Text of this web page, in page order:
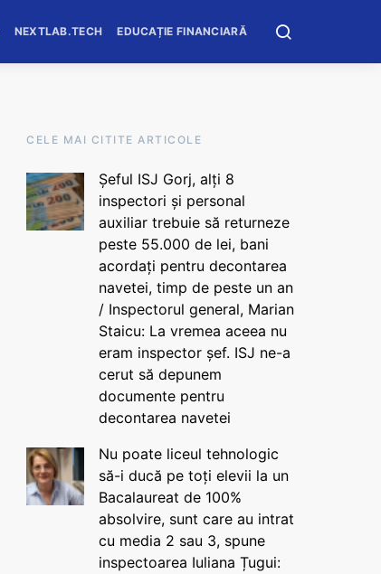
NEXTLAB.TECH EDUCAȚIE FINANCIARĂ
CELE MAI CITITE ARTICOLE
Șeful ISJ Gorj, alți 8
inspectori și personal
auxiliar trebuie să returneze
peste 55.000 de lei, bani
acordați pentru decontarea
navetei, timp de peste un an
/ Inspectorul general, Marian
Staicu: La vremea aceea nu
eram inspector șef. ISJ ne-a
cerut să depunem
documente pentru
decontarea navetei
Nu poate liceul tehnologic
să-i ducă pe toți elevii la un
Bacalaureat de 100%
absolvire, sunt care au intrat
cu media 2 sau 3, spune
inspectoarea Iuliana Țugui: